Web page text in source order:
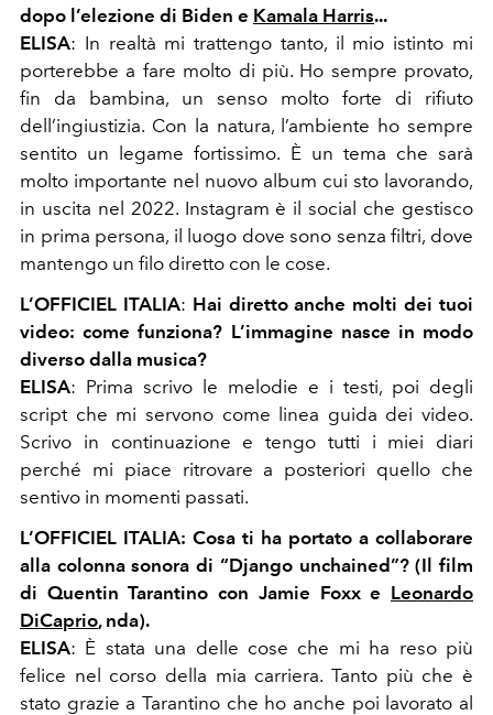
dopo l’elezione di Biden e Kamala Harris...
ELISA: In realtà mi trattengo tanto, il mio istinto mi
porterebbe a fare molto di più. Ho sempre provato,
fin da bambina, un senso molto forte di rifiuto
dell’ingiustizia. Con la natura, l’ambiente ho sempre
sentito un legame fortissimo. È un tema che sarà
molto importante nel nuovo album cui sto lavorando,
in uscita nel 2022. Instagram è il social che gestisco
in prima persona, il luogo dove sono senza filtri, dove
mantengo un filo diretto con le cose.
L’OFFICIEL ITALIA: Hai diretto anche molti dei tuoi
video: come funziona? L’immagine nasce in modo
diverso dalla musica?
ELISA: Prima scrivo le melodie e i testi, poi degli
script che mi servono come linea guida dei video.
Scrivo in continuazione e tengo tutti i miei diari
perché mi piace ritrovare a posteriori quello che
sentivo in momenti passati.
L’OFFICIEL ITALIA: Cosa ti ha portato a collaborare
alla colonna sonora di “Django unchained”? (Il film
di Quentin Tarantino con Jamie Foxx e Leonardo
DiCaprio, nda).
ELISA: È stata una delle cose che mi ha reso più
felice nel corso della mia carriera. Tanto più che è
stato grazie a Tarantino che ho anche poi lavorato al